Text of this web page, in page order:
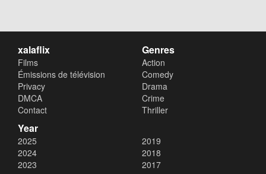
xalaflix
Films
Émissions de télévision
Privacy
DMCA
Contact
Genres
Action
Comedy
Drama
Crime
Thriller
Year
2025
2024
2023
2019
2018
2017